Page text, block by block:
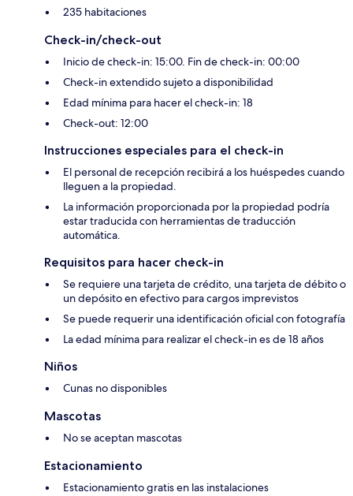
235 habitaciones
Check-in/check-out
Inicio de check-in: 15:00. Fin de check-in: 00:00
Check-in extendido sujeto a disponibilidad
Edad mínima para hacer el check-in: 18
Check-out: 12:00
Instrucciones especiales para el check-in
El personal de recepción recibirá a los huéspedes cuando
lleguen a la propiedad.
La información proporcionada por la propiedad podría
estar traducida con herramientas de traducción
automática.
Requisitos para hacer check-in
Se requiere una tarjeta de crédito, una tarjeta de débito o
un depósito en efectivo para cargos imprevistos
Se puede requerir una identificación oficial con fotografía
La edad mínima para realizar el check-in es de 18 años
Niños
Cunas no disponibles
Mascotas
No se aceptan mascotas
Estacionamiento
Estacionamiento gratis en las instalaciones